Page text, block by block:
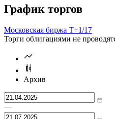
Программа облигаций
График торгов
Московская биржа Т+
Торги облигациями не
Архив